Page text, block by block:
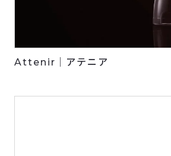
Attenir｜アテニア